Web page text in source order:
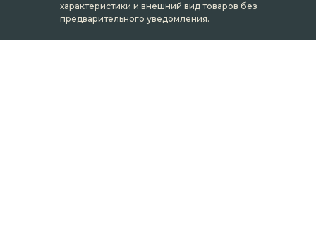
характеристики и внешний вид товаров без
предварительного уведомления.